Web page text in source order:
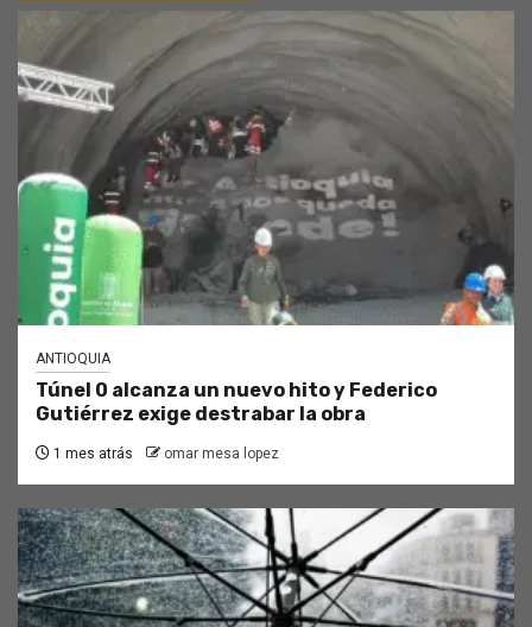
ANTIOQUIA
Túnel 0 alcanza un nuevo hito y Federico
Gutiérrez exige destrabar la obra
1 mes atrás omar mesa lopez